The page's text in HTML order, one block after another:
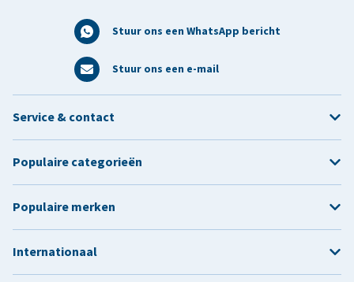
Stuur ons een WhatsApp bericht
Stuur ons een e-mail
Service & contact
Populaire categorieën
Populaire merken
Internationaal